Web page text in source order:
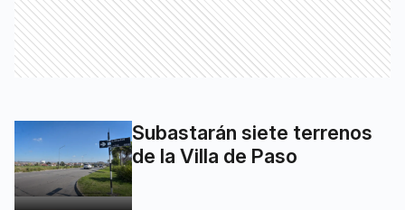
Subastarán siete terrenos
de la Villa de Paso